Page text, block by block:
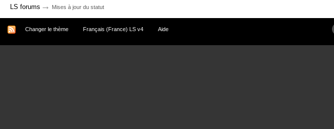
LS forums → Mises à jour du statut
Changer le thème Français (France) LS v4 Aide